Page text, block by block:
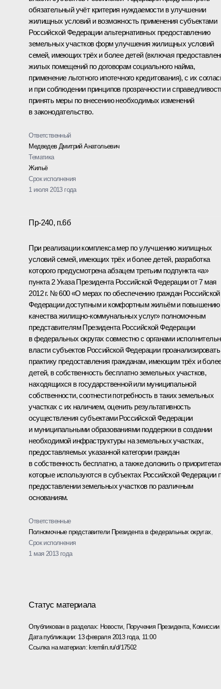
обязательный учёт критерия нуждаемости в улучшении
жилищных условий и возможность применения субъектами
Российской Федерации альтернативных предоставлению
земельных участков форм улучшения жилищных условий
семей, имеющих трёх и более детей (включая
жилых помещений по договорам социального найма,
применение льготного ипотечного кредитования), с их
и при соблюдении принципов прозрачности и
принять меры по внесению необходимых изменений
в законодательство.
Ответственный
Медведев Дмитрий Анатольевич
Тематика
Жильё
Срок исполнения
1 июля 2013 года
Пр-240, п.6б
При реализации комплекса мер по улучшению жилищных
условий семей, имеющих трёх и более детей, разработка
которого предусмотрена абзацем третьим подпункта «а»
пункта 2 Указа Президента Российской Федерации от 7 мая
2012 г. № 600 «О мерах по обеспечению граждан Российской
Федерации доступным и комфортным жильём и повышению
качества жилищно-коммунальных услуг» полномочным
представителям Президента Российской Федерации
в федеральных округах совместно с органами
власти субъектов Российской Федерации проанализировать
практику предоставления гражданам, имеющим трёх и
детей, в собственность бесплатно земельных участков,
находящихся в государственной или муниципальной
собственности, соотнести потребность в таких земельных
участках с их наличием, оценить результативность
осуществления субъектами Российской Федерации
и муниципальными образованиями поддержки в создании
необходимой инфраструктуры на земельных участках,
предоставляемых указанной категории граждан
в собственность бесплатно, а также доложить о
которые используются в субъектах Российской Федерации
предоставлении земельных участков по различным
основаниям.
Ответственные
Полномочные представители Президента в федеральных округах
Срок исполнения
1 мая 2013 года
Статус материала
Опубликован в разделах: Новости, Поручения Президента,
Дата публикации: 13 февраля 2013 года, 11:00
Ссылка на материал: kremlin.ru/d/17502